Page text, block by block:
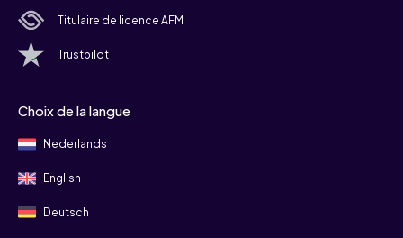
Titulaire de licence AFM
Trustpilot
Choix de la langue
Nederlands
English
Deutsch